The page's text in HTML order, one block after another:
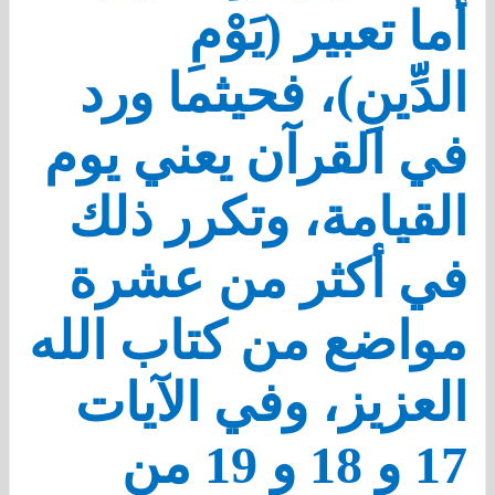
أما تعبير (يَوْمِ
الدِّينِ)، فحيثما ورد
في القرآن يعني يوم
القيامة، وتكرر ذلك
في أكثر من عشرة
مواضع من كتاب الله
العزيز، وفي الآيات
17 و 18 و 19 من